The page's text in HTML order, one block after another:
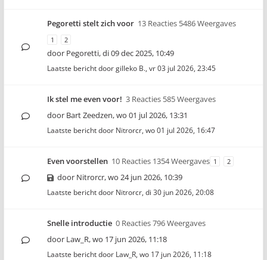
Pegoretti stelt zich voor 13 Reacties 5486 Weergaves
1 2
door Pegoretti,di 09 dec 2025, 10:49
Laatste bericht doorgilleko B., vr 03 jul 2026, 23:45
Ik stel me even voor! 3 Reacties 585 Weergaves
door Bart Zeedzen,wo 01 jul 2026, 13:31
Laatste bericht door Nitrorcr, wo 01 jul 2026, 16:47
Even voorstellen 10 Reacties 1354 Weergaves 1 2
door Nitrorcr,wo 24 jun 2026, 10:39
Laatste bericht door Nitrorcr, di 30 jun 2026, 20:08
Snelle introductie 0 Reacties 796 Weergaves
door Law_R,wo 17 jun 2026, 11:18
Laatste bericht door Law_R, wo 17 jun 2026, 11:18